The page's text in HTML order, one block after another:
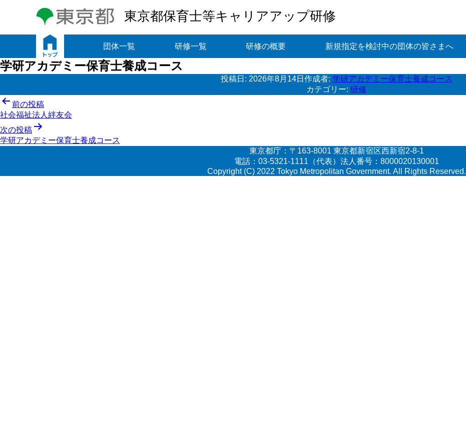
東京都保育士等キャリアアップ研修
団体一覧 研修一覧 研修の概要 新規指定を検討中の団体の皆さまへ
学研アカデミー保育士養成コース
投稿日: 2026年8月14日 作成者: 学研アカデミー保育士養成コース
カテゴリー: 研修
投
稿
ナ
ビ
前の投稿
社会福祉法人絆友会
次の投稿
学研アカデミー保育士養成コース
東京都庁：〒163-8001 東京都新宿区西新宿2-8-1
電話：03-5321-1111（代表）法人番号：8000020130001
Copyright (C) 2022 Tokyo Metropolitan Government. All Rights Reserved.